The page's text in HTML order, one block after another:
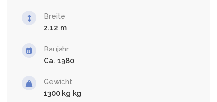
Breite
2.12
Baujahr
Ca. 1980
Gewicht
1300 kg